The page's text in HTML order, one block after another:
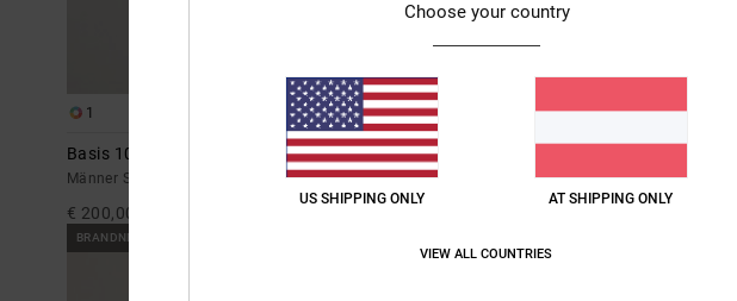
1
Basis 10K
Männer Schwarz Funktionelle Schneejacke
€ 200,00
DC X BB Trackstar 10K Blau Funktionelle
Schneejacke
BRANDNEU
Choose your country
US SHIPPING ONLY AT SHIPPING ONLY
VIEW ALL COUNTRIES